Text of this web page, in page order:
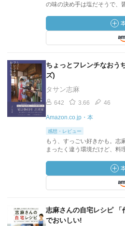
の味の決め手は塩だそうで、
ちょっとフレンチなおう
ズ)
タサン志麻
642 3.66 46
Amazon.co.jp・本
感想・レビュー
もう、すっごい好きかも。志
まったく違う環境だけど、料
志麻さんの自宅レシピ
でおいしい!